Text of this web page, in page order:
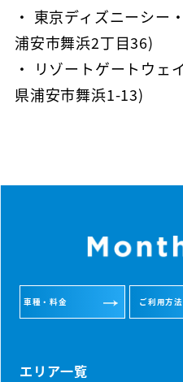
・ 東京ディズニーシー
浦安市舞浜2丁目36)
・ リゾートゲートウェ
県浦安市舞浜1-13)
車種・料金 ご利用方法
エリア一覧